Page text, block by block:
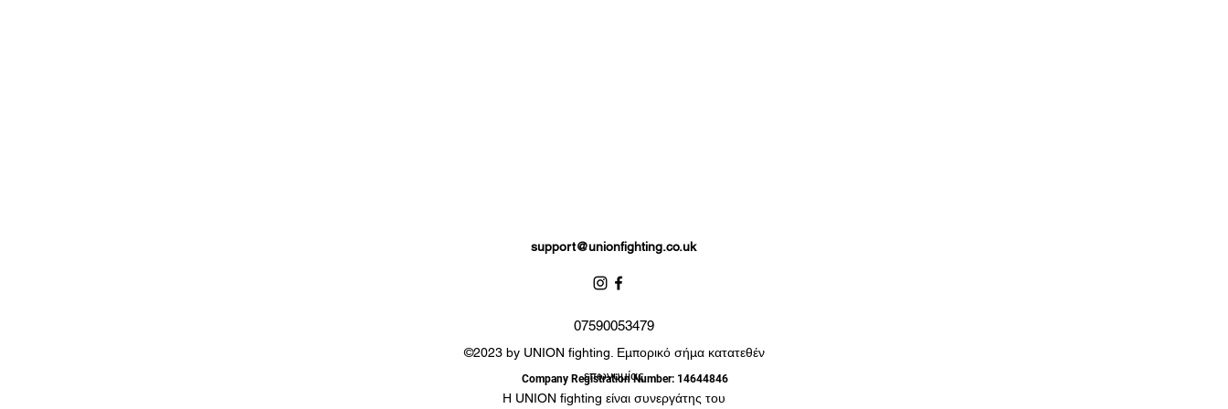
support@unionfighting.co.uk
07590053479
©2023 by UNION fighting. Εμπορικό σήμα κατατεθέν
επωνυμίας
Η UNION fighting είναι συνεργάτης του
Company Registration Number: 14644846